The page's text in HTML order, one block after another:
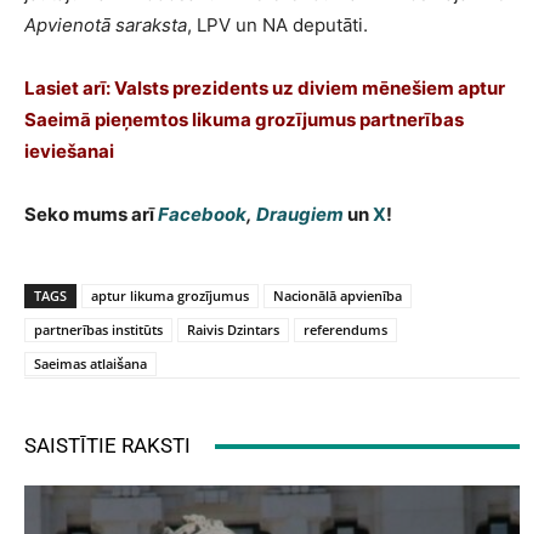
Apvienotā saraksta, LPV un NA deputāti.
Lasiet arī:Valsts prezidents uz diviem mēnešiem aptur
Saeimā pieņemtos likuma grozījumus partnerības
ieviešanai
Seko mums arīFacebook, Draugiem unX!
TAGS aptur likuma grozījumus
Nacionālā apvienība
partnerības institūts
Raivis Dzintars
referendums
Saeimas atlaišana
SAISTĪTIE RAKSTI